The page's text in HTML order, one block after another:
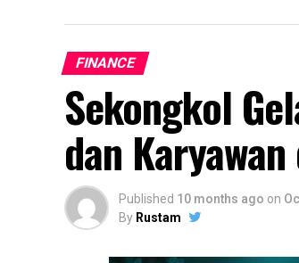
FINANCE
Sekongkol
dan
Published 10 months ago on
By Rustam